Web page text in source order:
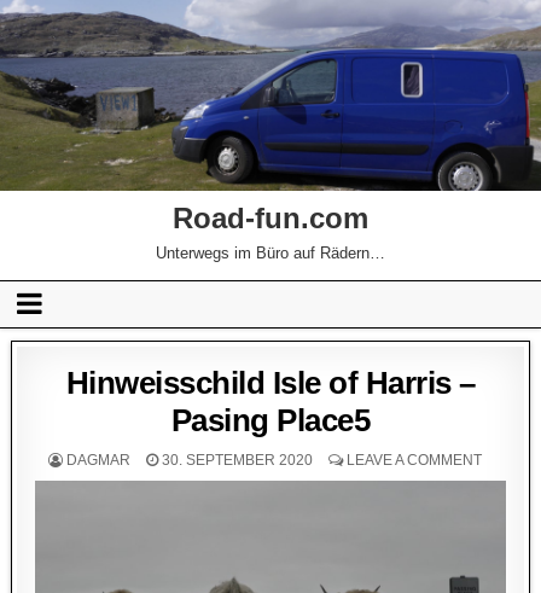
Road-fun.com
Unterwegs im Büro auf Rädern…
Hinweisschild Isle of Harris –
Pasing Place5
DAGMAR 30. SEPTEMBER 2020 LEAVE A COMMENT